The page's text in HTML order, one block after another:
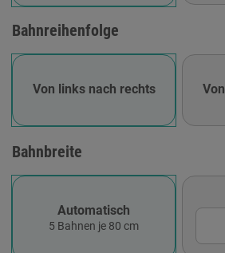
Bahnreihenfolge
Von links nach rechts
Bahnbreite
Automatisch
5 Bahnen je 80 cm